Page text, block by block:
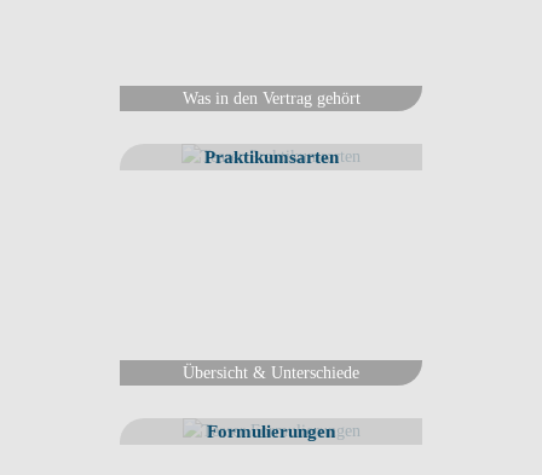
Was in den Vertrag gehört
Praktikumsarten
Übersicht & Unterschiede
Formulierungen